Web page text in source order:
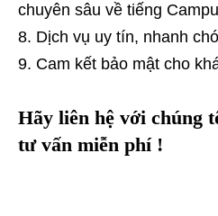
chuyên sâu về tiếng
Dịch vụ uy tín, nhanh
Cam kết bảo mật cho
Hãy liên hệ với chúng
tư vấn miễn phí !